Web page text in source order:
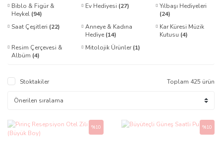
Biblo & Figür &
Heykel (94)
Ev Hediyesi (27)
Yılbaşı Hediyeleri
(24)
Saat Çeşitleri (22)
Anneye & Kadına
Hediye (14)
Kar Küresi Müzik
Kutusu (4)
Resim Çerçevesi &
Albüm (4)
Mitolojik Ürünler(1)
Stoktakiler Toplam 425 ürün
%10 %10